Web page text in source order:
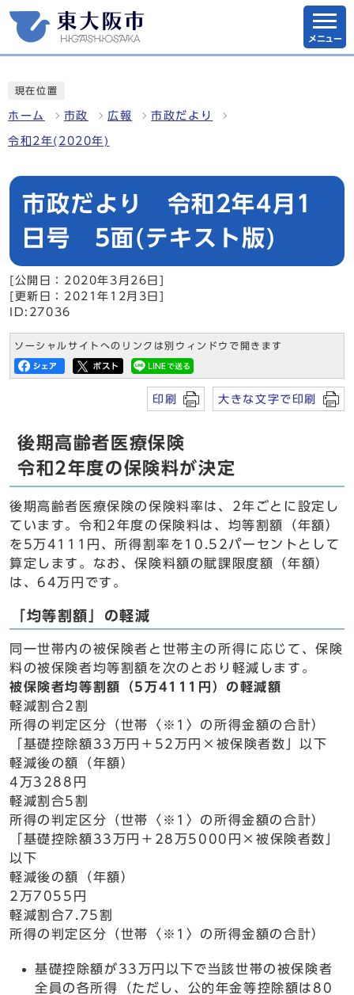
メニュー
現在位置
ホーム 市政 広報 市政だより
令和2年(2020年)
市政だより 令和2年4月1
日号 5面(テキスト版)
[公開日：2020年3月26日]
[更新日：2021年12月3日]
ID:27036
ソーシャルサイトへのリンクは別ウィンドウで開きます
印刷 大きな文字で印刷
後期高齢者医療保険
令和2年度の保険料が決定
後期高齢者医療保険の保険料率は、2年ごとに設定し
ています。令和2年度の保険料は、均等割額（年額）
を5万4111円、所得割率を10.52パーセントとして
算定します。なお、保険料額の賦課限度額（年額）
は、64万円です。
「均等割額」の軽減
同一世帯内の被保険者と世帯主の所得に応じて、保険
料の被保険者均等割額を次のとおり軽減します。
被保険者均等割額（5万4111円）の軽減額
軽減割合2割
所得の判定区分（世帯〈※1〉の所得金額の合計）
「基礎控除額33万円＋52万円×被保険者数」以下
軽減後の額（年額）
4万3288円
軽減割合5割
所得の判定区分（世帯〈※1〉の所得金額の合計）
「基礎控除額33万円＋28万5000円×被保険者数」
以下
軽減後の額（年額）
2万7055円
軽減割合7.75割
所得の判定区分（世帯〈※1〉の所得金額の合計）
基礎控除額が33万円以下で当該世帯の被保険者
全員の各所得（ただし、公的年金等控除額は80